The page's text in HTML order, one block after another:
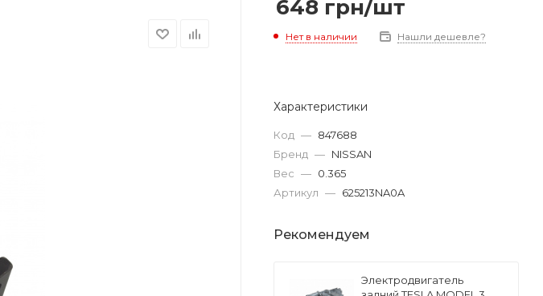
648 грн/шт
Нет в наличии Нашли дешевле?
Характеристики
Код — 847688
Бренд — NISSAN
Вес — 0.365
Артикул — 625213NA0A
Рекомендуем
Электродвигатель